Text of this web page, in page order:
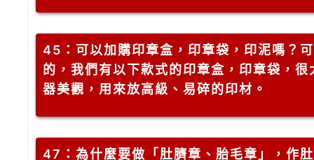
45 ：可以加購印章盒，印章袋，印泥嗎？
的，我們有以下款式的印章盒，印章袋，很
器美觀，用來放高級、易碎的印材。
47 ：為什麼要做「肚臍章、胎毛章」，作